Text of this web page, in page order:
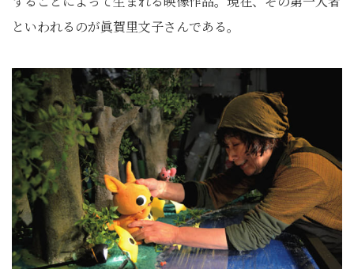
といわれるのが眞賀里文子さんである。